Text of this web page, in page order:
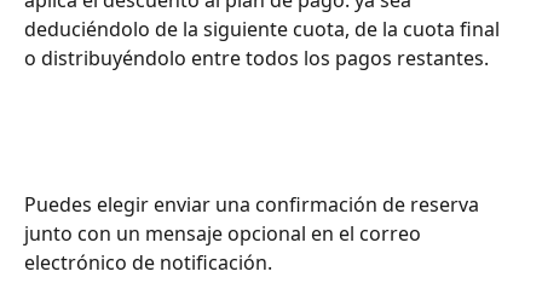
deduciéndolo de la siguiente cuota, de la cuota final
o distribuyéndolo entre todos los pagos restantes.
Puedes elegir enviar una confirmación de reserva
junto con un mensaje opcional en el correo
electrónico de notificación.